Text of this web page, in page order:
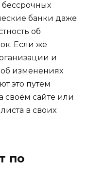
банки даже
об
Если же
и
изменениях
это путём
сайте или
в своих
по